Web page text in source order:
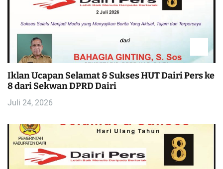
Iklan Ucapan Selamat & Sukses HUT Dairi Pers ke
8 dari Sekwan DPRD Dairi
Juli 24, 2026